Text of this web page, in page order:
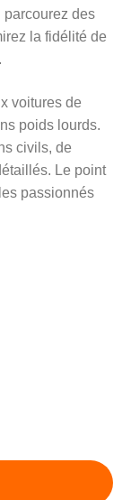
parcourez des
la fidélité de
voitures de
poids lourds.
civils, de
Le point
passionnés